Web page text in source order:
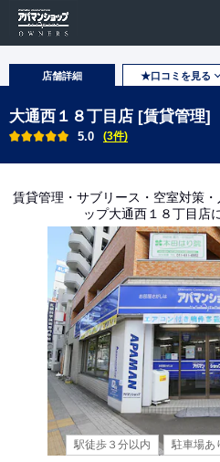
店舗詳細 ★口コミを見る
大通西１８丁目店 [賃貸管理]
5.0 (3件)
賃貸管理・サブリース・空室対策
ップ大通西１８丁目店
駅徒歩３分以内 駐車場あ